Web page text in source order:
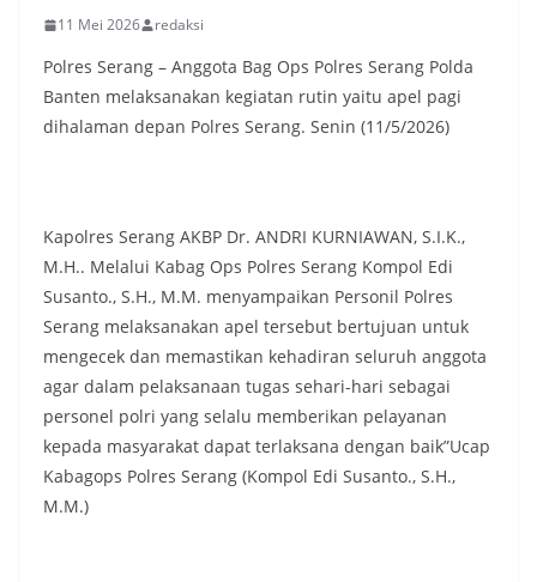
11 Mei 2026 redaksi
Polres Serang – Anggota Bag Ops Polres Serang Polda
Banten melaksanakan kegiatan rutin yaitu apel pagi
dihalaman depan Polres Serang. Senin (11/5/2026)
Kapolres Serang AKBP Dr. ANDRI KURNIAWAN, S.I.K.,
M.H.. Melalui Kabag Ops Polres Serang Kompol Edi
Susanto., S.H., M.M. menyampaikan Personil Polres
Serang melaksanakan apel tersebut bertujuan untuk
mengecek dan memastikan kehadiran seluruh anggota
agar dalam pelaksanaan tugas sehari-hari sebagai
personel polri yang selalu memberikan pelayanan
kepada masyarakat dapat terlaksana dengan baik”Ucap
Kabagops Polres Serang (Kompol Edi Susanto., S.H.,
M.M.)